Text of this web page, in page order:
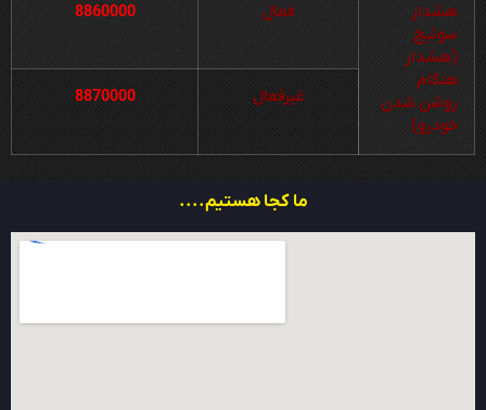
هشدار
سوئیچ
(هشدار
هنگام
روشن شدن
خودرو)
فعال 8860000
غیرفعال 8870000
ما کجا هستیم....